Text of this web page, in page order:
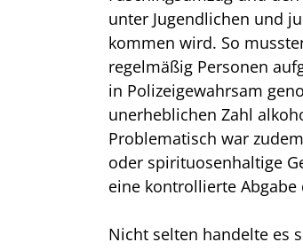
unter Jugendlichen und
kommen wird. So
regelmäßig Personen
in Polizeigewahrsam
unerheblichen Zahl
Problematisch war
oder spirituosenhaltige
eine kontrollierte
Nicht selten handelte es